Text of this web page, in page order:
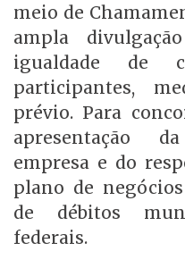
meio de
ampla
igualdade de
participantes,
prévio. Para
apresentação
empresa e do
plano de
de débitos
federais.